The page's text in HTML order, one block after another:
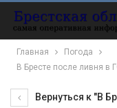
Главная
Погода
В Бресте после ливня в
Вернуться к "В